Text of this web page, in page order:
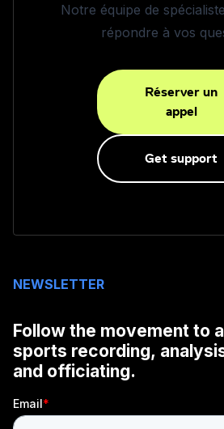
Notre équipe de
répondre à vos
Réserver un
appel
Get support
NEWSLETTER